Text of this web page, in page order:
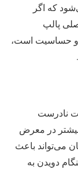
که اگر
پالپ
و حساسیت است،
نادرست
در معرض
می‌تواند باعث
دویدن به